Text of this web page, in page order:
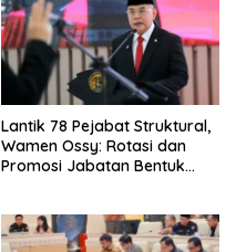
bagi Masyarakat
Lantik 78 Pejabat Struktural,
Wamen Ossy: Rotasi dan
Promosi Jabatan Bentuk